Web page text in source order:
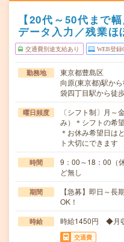
【20代～50代まで
データ入力／残業ほ
交通費別途支給あり WEB登録
勤務地
東京都豊島区
向原(東京都)駅か
袋四丁目駅から徒
曜日頻度
〔シフト制〕月
み）＊シフトの希
＊お休み希望日は
ト大切にできます
時間
9：00～18：00（
ど無し
期間
【急募】即日～
OK！
時給 時給1450円 ◆月
交通費